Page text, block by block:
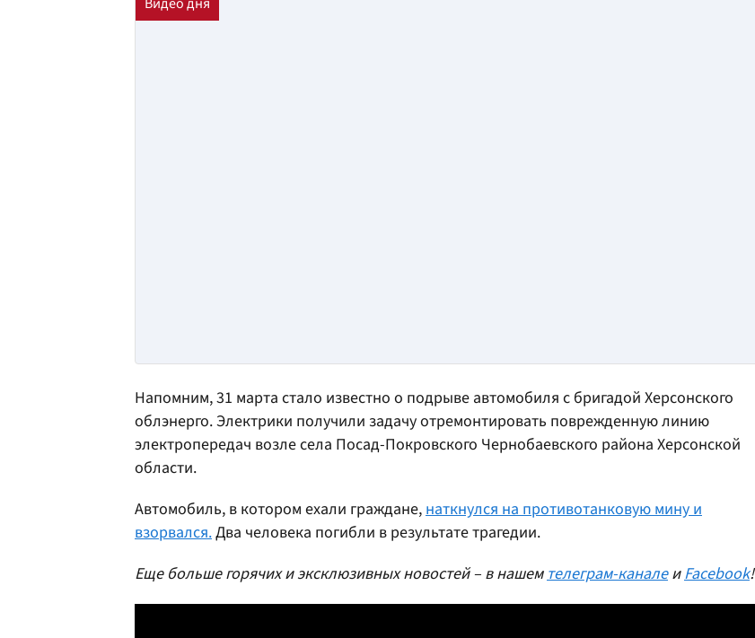
Напомним, 31 марта стало известно о подрыве автомобиля с бригадой Херсонского
облэнерго. Электрики получили задачу отремонтировать поврежденную линию
электропередач возле села Посад-Покровского Чернобаевского района Херсонской
области.
Автомобиль, в котором ехали граждане, наткнулся на противотанковую мину и
взорвался.Два человека погибли в результате трагедии.
Еще больше горячих и эксклюзивных новостей – в нашем телеграм-каналеиFacebook!